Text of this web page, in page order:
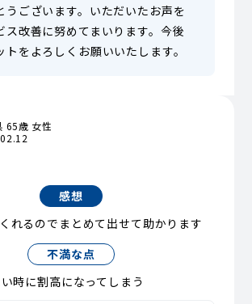
うございます。いただいたお声を
ス改善に努めてまいります。今後
トをよろしくお願いいたします。
65歳 女性
感想
れるのでまとめて出せて助かります
不満な点
時に割高になってしまう